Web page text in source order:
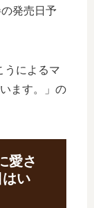
発売日予
うによるマ
ます。」の
愛さ
い